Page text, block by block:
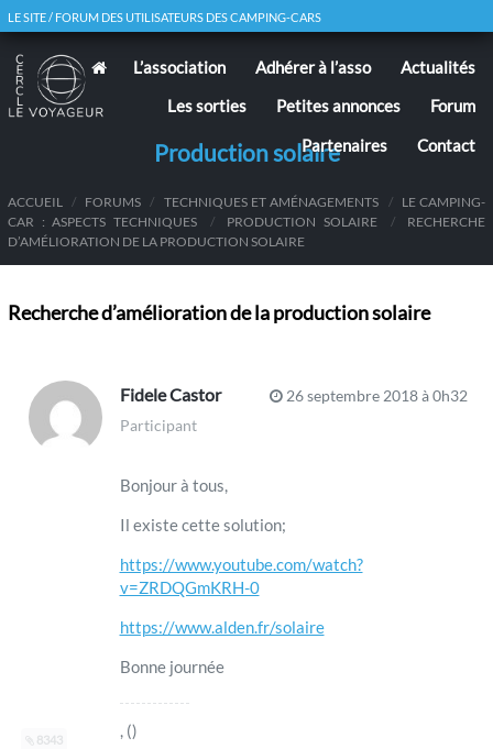
LE SITE / FORUM DES UTILISATEURS DES CAMPING-CARS
L’association Adhérer à l’asso
Actualités
Les sorties
Petites annonces
Forum
Partenaires
Contact
Production solaire
ACCUEIL / FORUMS / TECHNIQUES ET AMÉNAGEMENTS /
LE CAMPING-
CAR : ASPECTS TECHNIQUES
/ PRODUCTION SOLAIRE /
RECHERCHE
D’AMÉLIORATION DE LA PRODUCTION SOLAIRE
Recherche d’amélioration de la production solaire
26 septembre 2018 à 0h32
Fidele Castor
Participant
8343
Bonjour à tous,
Il existe cette solution;
https://www.youtube.com/watch?
v=ZRDQGmKRH-0
https://www.alden.fr/solaire
Bonne journée
, ()